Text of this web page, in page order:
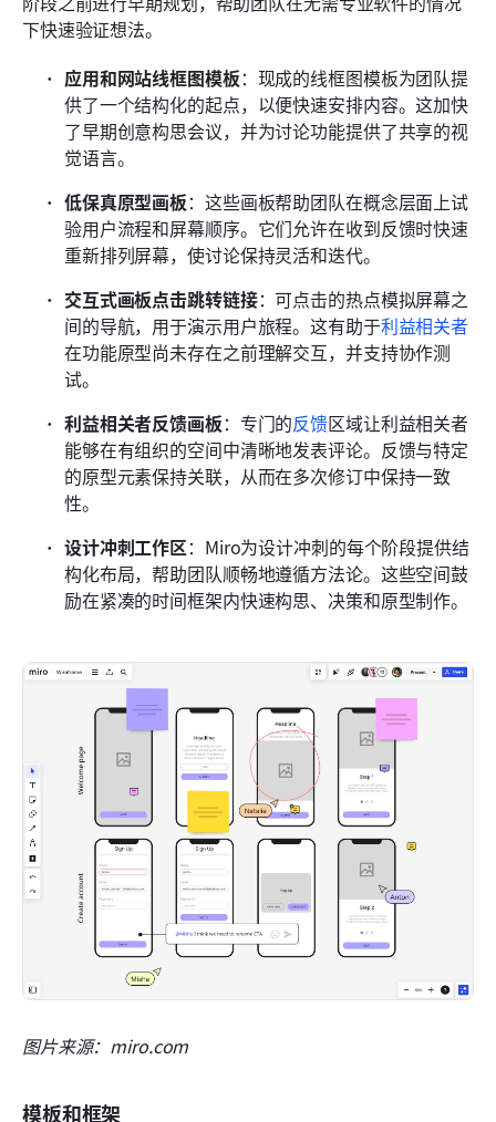
下快速验证想法。
应用和网站线框图模板：现成的线框图模板为团队提
供了一个结构化的起点，以便快速安排内容。这加快
了早期创意构思会议，并为讨论功能提供了共享的视
觉语言。
低保真原型画板：这些画板帮助团队在概念层面上试
验用户流程和屏幕顺序。它们允许在收到反馈时快速
重新排列屏幕，使讨论保持灵活和迭代。
交互式画板点击跳转链接：可点击的热点模拟屏幕之
间的导航，用于演示用户旅程。这有助于利益相关者
在功能原型尚未存在之前理解交互，并支持协作测
试。
利益相关者反馈画板：专门的反馈区域让利益相关者
能够在有组织的空间中清晰地发表评论。反馈与特定
的原型元素保持关联，从而在多次修订中保持一致
性。
设计冲刺工作区：Miro为设计冲刺的每个阶段提供结
构化布局，帮助团队顺畅地遵循方法论。这些空间鼓
励在紧凑的时间框架内快速构思、决策和原型制作。
图片来源：miro.com
模板和框架